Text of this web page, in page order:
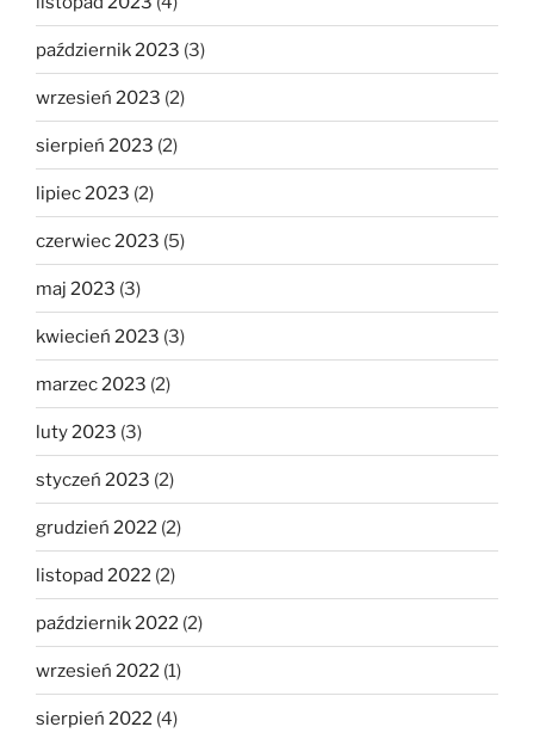
październik 2023 (3)
wrzesień 2023 (2)
sierpień 2023 (2)
lipiec 2023 (2)
czerwiec 2023 (5)
maj 2023 (3)
kwiecień 2023 (3)
marzec 2023 (2)
luty 2023 (3)
styczeń 2023 (2)
grudzień 2022 (2)
listopad 2022 (2)
październik 2022 (2)
wrzesień 2022 (1)
sierpień 2022 (4)